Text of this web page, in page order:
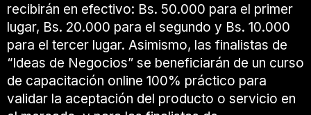
recibirán en efectivo: Bs. 50.000 para el primer
lugar, Bs. 20.000 para el segundo y Bs. 10.000
para el tercer lugar. Asimismo, las finalistas de
“Ideas de Negocios” se beneficiarán de un curso
de capacitación online 100% práctico para
validar la aceptación del producto o servicio en